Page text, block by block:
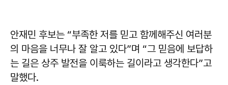
안재민 후보는 “부족한 저를 믿고 함께해주신 여러분
의 마음을 너무나 잘 알고 있다”며 “그 믿음에 보답하
는 길은 상주 발전을 이룩하는 길이라고 생각한다”고
말했다.